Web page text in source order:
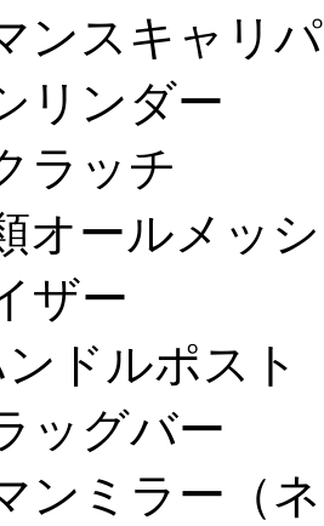
ンスキャリ
リンダー
ラッチ
オールメッ
ザー
ドルポスト
ッグバー
ンミラー（